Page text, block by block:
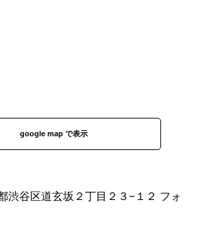
google map で表示
渋谷区道玄坂２丁目２３−１２ フォ